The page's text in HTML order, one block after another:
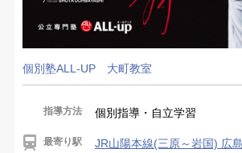
個別塾ALL-UP 大町教室
指導方法 個別指導・自立学習
最寄り駅
JR山陽本線(三原～岩国) 広